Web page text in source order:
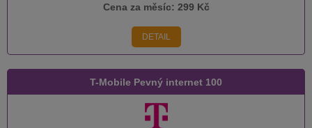
Cena za měsíc: 299 Kč
DETAIL
T-Mobile Pevný internet 100